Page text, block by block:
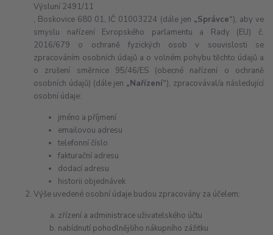
Výsluní 2491/11
, Boskovice 680 01, IČ 01003224 (dále jen „Správce“), aby ve
smyslu nařízení Evropského parlamentu a Rady (EU) č.
2016/679 o ochraně fyzických osob v souvislosti se
zpracováním osobních údajů a o volném pohybu těchto údajů a
o zrušení směrnice 95/46/ES (obecné nařízení o ochraně
osobních údajů) (dále jen „Nařízení“), zpracovával/a následující
osobní údaje:
jméno a příjmení
emailovou adresu
telefonní číslo
fakturační adresu
dodací adresu
historii objednávek
Výše uvedené osobní údaje budou zpracovány za účelem:
zřízení a administrace uživatelského účtu
nabídnutí pohodlnějšího nákupního zážitku